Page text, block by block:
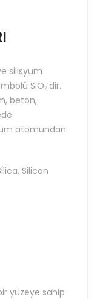
silisyum
SiO₂’dir.
beton,
atomundan
Silicon
yüzeye sahip